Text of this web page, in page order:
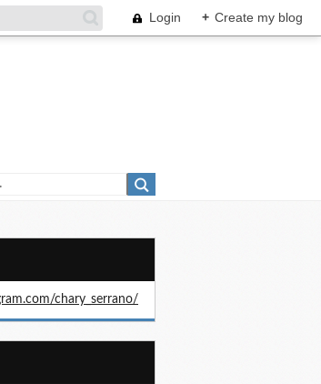
Login + Create my blog
chary_serrano/